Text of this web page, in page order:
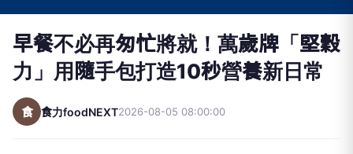
早餐不必再匆忙將就！萬歲牌「堅穀
力」用隨手包打造10秒營養新日常
食 食力foodNEXT2026-08-05 08:00:00